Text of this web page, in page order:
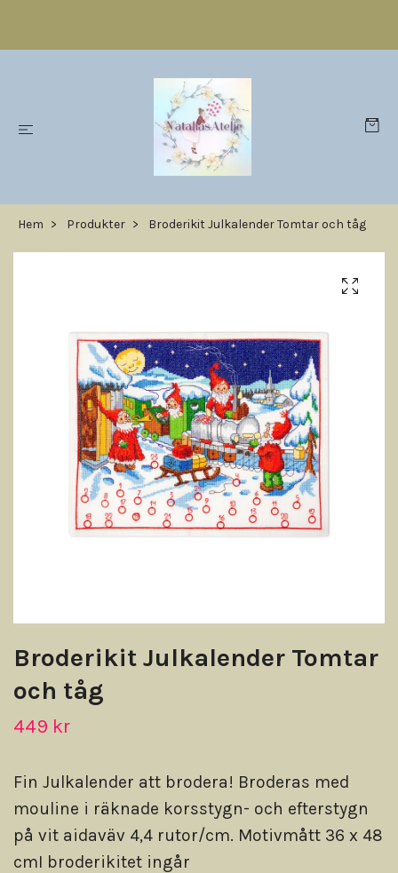
Hem Produkter Broderikit Julkalender Tomtar och tåg
Broderikit Julkalender Tomtar
och tåg
449 kr
Fin Julkalender att brodera! Broderas med
mouline i räknade korsstygn- och efterstygn
på vit aidaväv 4,4 rutor/cm. Motivmått 36 x 48
cmI broderikitet ingår